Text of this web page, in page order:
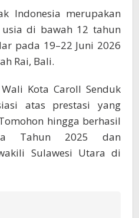
Indonesia merupakan
di bawah 12 tahun
pada 19–22 Juni 2026
Rai, Bali.
Kota Caroll Senduk
atas prestasi yang
hingga berhasil
Tahun 2025 dan
Sulawesi Utara di